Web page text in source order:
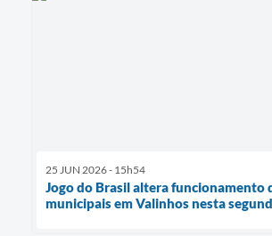
25 JUN 2026 - 15h54
Jogo do Brasil altera funcionamento
municipais em Valinhos nesta